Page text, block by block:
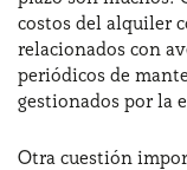
costos del alquiler
relacionados con
periódicos de
gestionados por la
Otra cuestión